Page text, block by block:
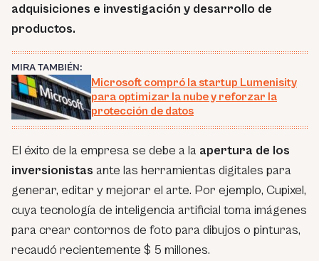
adquisiciones e investigación y desarrollo de
productos.
MIRA TAMBIÉN:
Microsoft compró la startup Lumenisity
para optimizar la nube y reforzar la
protección de datos
El éxito de la empresa se debe a la apertura de los
inversionistas ante las herramientas digitales para
generar, editar y mejorar el arte. Por ejemplo, Cupixel,
cuya tecnología de inteligencia artificial toma imágenes
para crear contornos de foto para dibujos o pinturas,
recaudó recientemente $ 5 millones.